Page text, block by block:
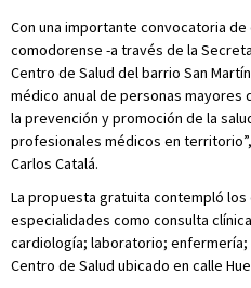
Con una importante convocatoria
comodorense -a través de la
Centro de Salud del barrio San
médico anual de personas mayores
la prevención y promoción de la
profesionales médicos en
Carlos Catalá.
La propuesta gratuita contempló
especialidades como consulta
cardiología; laboratorio;
Centro de Salud ubicado en calle